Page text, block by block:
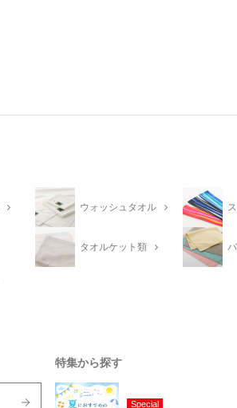
ウォッシュタオル
タオルケット類
特集から探す
Special